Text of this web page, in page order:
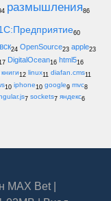
размышления86
60
24 OpenSource23 apple23
DigitalOcean16 html516
книги12 linux11 diafan.cms11
10 iphone10 google9 mvc8
7 sockets7 яндекс6
MAX Bet|